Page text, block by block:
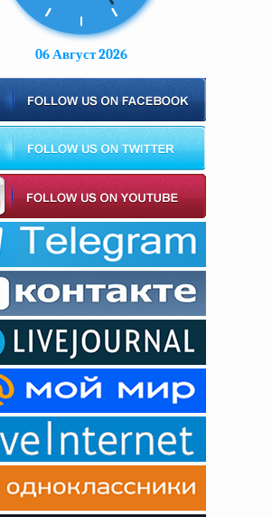
06 Август 2026